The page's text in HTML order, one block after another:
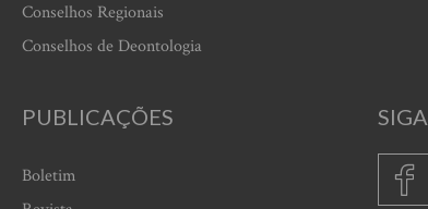
Conselhos Regionais
Conselhos de Deontologia
PUBLICAÇÕES
Boletim